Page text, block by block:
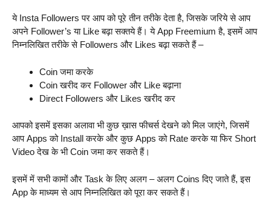
ये Insta Followers पर आप को पूरे तीन तरीके देता है, जिसके जरिये से आप
अपने Follower’s या Like बढ़ा सक्तये हैं। ये App Freemium है, इसमें आप
निम्नलिखित तरीके से Followers और Likes बढ़ा सकते हैं –
Coin जमा करके
Coin खरीद कर Follower और Like बढ़ाना
Direct Followers और Likes खरीद कर
आपको इसमें इसका अलावा भी कुछ ख़ास फीचर्स देखने को मिल जाएंगे, जिसमें
आप Apps को Install करके और कुछ Apps को Rate करके या फिर Short
Video देख के भी Coin जमा कर सकते हैं।
इसमें में सभी कामों और Task के लिए अलग – अलग Coins दिए जाते हैं, इस
App के माध्यम से आप निम्नलिखित को पूरा कर सकते हैं।